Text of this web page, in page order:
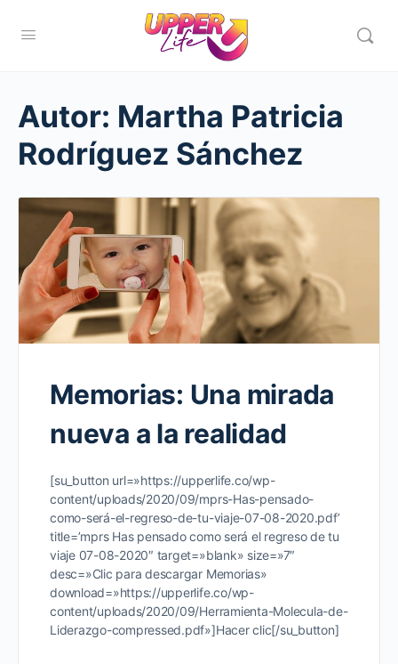
Autor: Martha Patricia
Rodríguez Sánchez
Memorias: Una mirada
nueva a la realidad
[su_button url=»https://upperlife.co/wp-
content/uploads/2020/09/mprs-Has-pensado-
como-será-el-regreso-de-tu-viaje-07-08-2020.pdf’
title=’mprs Has pensado como será el regreso de tu
viaje 07-08-2020″ target=»blank» size=»7″
desc=»Clic para descargar Memorias»
download=»https://upperlife.co/wp-
content/uploads/2020/09/Herramienta-Molecula-de-
Liderazgo-compressed.pdf»]Hacer clic[/su_button]